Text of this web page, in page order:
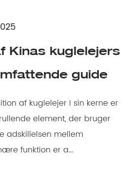
Kinas kuglelejers
guide
element, der bruger
adskillelsen mellem
funktion er a...